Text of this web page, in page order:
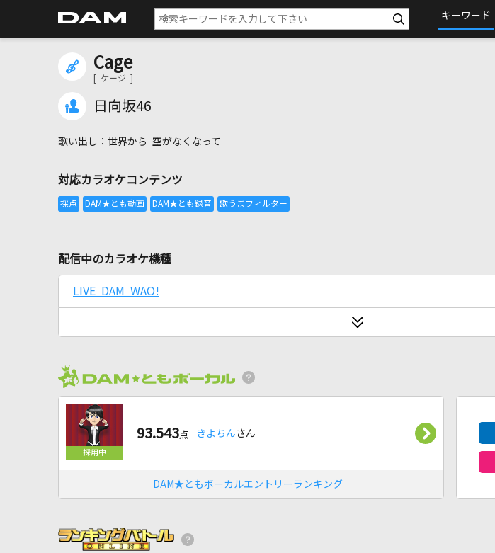
キーワード
Cage
[ ケージ ]
日向坂46
世界から 空がなくなって
対応カラオケコンテンツ
配信中のカラオケ機種
LIVE DAM WAO!
93.543点 きよちん さん
DAM★ともボーカルエントリーランキング